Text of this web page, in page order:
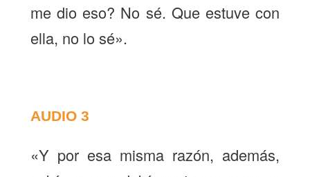
me dio eso? No sé. Que estuve con
ella, no lo sé».
AUDIO 3
«Y por esa misma razón, además,